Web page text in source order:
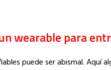
wearable para
puede ser abismal. Aquí